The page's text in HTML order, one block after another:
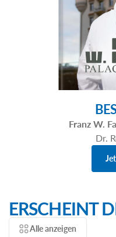
Franz W.
Dr.
ERSCHEINT
Alle anzeigen